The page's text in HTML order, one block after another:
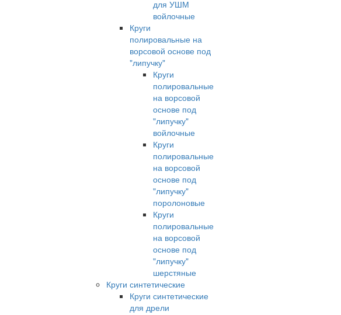
для УШМ
войлочные
Круги
полировальные на
ворсовой основе под
"липучку"
Круги
полировальные
на ворсовой
основе под
"липучку"
войлочные
Круги
полировальные
на ворсовой
основе под
"липучку"
поролоновые
Круги
полировальные
на ворсовой
основе под
"липучку"
шерстяные
Круги синтетические
Круги синтетические
для дрели